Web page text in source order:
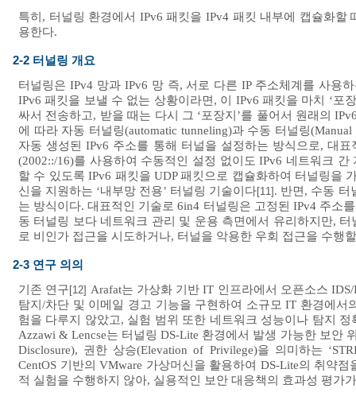
특히, 터널링 환경에서 IPv6 패킷을 IPv4 패킷 내부에 캡슐화
용한다.
2-2 터널링 개요
터널링은 IPv4 망과 IPv6 망 즉, 서로 다른 IP 주소체계를 사용
IPv6 패킷을 보낼 수 없는 상황이라면, 이 IPv6 패킷을 마치 ‘포
싸서 전송하고, 받을 때는 다시 그 ‘포장지’를 풀어서 원래의
에 따라 자동 터널링(automatic tunneling)과 수동 터널링
자동 생성된 IPv6 주소를 통해 터널을 설정하는 방식으로, 대
(2002::/16)를 사용하여 수동적인 설정 없이도 IPv6 네트워크
할 수 있도록 IPv6 패킷을 UDP 패킷으로 캡슐화하여 터널링을
신을 지원하는 ‘내부망 전용’ 터널링 기술이다[11] . 반면, 수동 터
는 방식이다. 대표적인 기술로 6in4 터널링은 고정된 IPv4 주소
동 터널링 보다 네트워크 관리 및 운용 측면에서 유리하지만,
로 비인가 접근을 시도하거나, 터널을 악용한 우회 접근을 수행
2-3 연구 의의
기존 연구 [12] Arafat는 가상화 기반 IT 인프라에서 오픈소스
탐지/차단 및 이메일 경고 기능을 구현하여 소규모 IT 환경에
험을 다루지 않았고, 실험 범위 또한 네트워크 성능이나 탐지
Azzawi & Lencse는 터널링 DS-Lite 환경에서 발생 가능한 보안
Disclosure), 권한 상승(Elevation of Privilege)을 의미하는
CentOS 기반의 VMware 가상머신을 활용하여 DS-Lite의 취약
적 실험을 수행하지 않아, 실용적인 보안 대응책의 효과성 평가